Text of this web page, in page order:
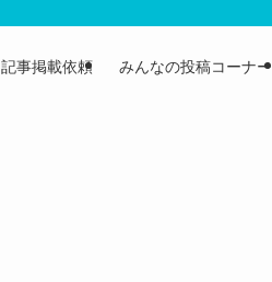
記事掲載依頼 みんなの投稿コーナー